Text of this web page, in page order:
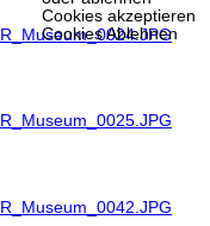
Cookies akzeptieren
Cookies Ablehnen